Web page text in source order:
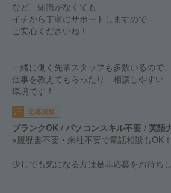
など、知識がなくても
イチから丁寧にサポートしますので
ご安心くださいね！
一緒に働く先輩スタッフも多数いるので、
仕事を教えてもらったり、相談しやすい
環境です！
応募資格
ブランクOK / パソコンスキル不要 / 英語
※履歴書不要・来社不要で電話相談もOK！
少しでも気になる方は是非応募をお待ち